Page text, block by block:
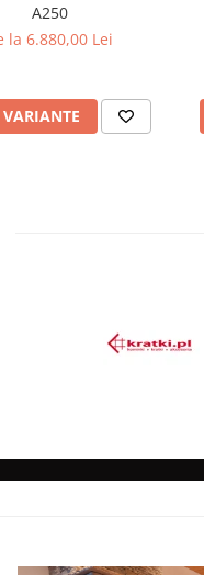
A250
la 6.880,00 Lei